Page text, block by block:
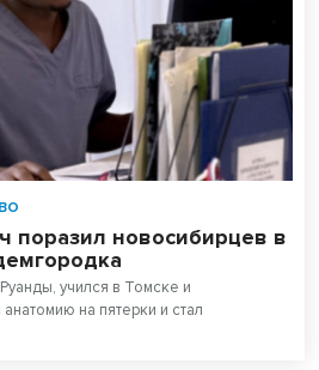
поразил новосибирцев в
учился в Томске и
на пятерки и стал